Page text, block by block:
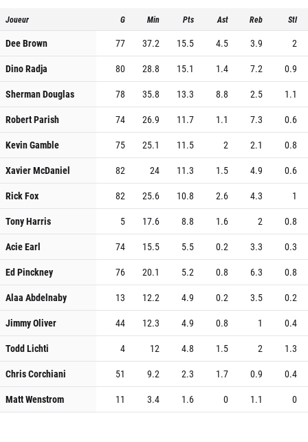
Joueur G Min Pts Ast Reb Stl
Dee Brown 77 37.2 15.5 4.5 3.9
2
Dino Radja
80 28.8 15.1 1.4 7.2
0.9
Sherman Douglas
78 35.8 13.3 8.8 2.5
1.1
Robert Parish
74 26.9 11.7 1.1 7.3
0.6
Kevin Gamble
75 25.1 11.5 2 2.1
0.8
Xavier McDaniel
82 24 11.3 1.5 4.9
0.6
Rick Fox
82 25.6 10.8 2.6 4.3
1
Tony Harris
5 17.6 8.8 1.6 2
0.8
Acie Earl
74 15.5 5.5 0.2 3.3
0.3
Ed Pinckney
76 20.1 5.2 0.8 6.3
0.8
Alaa Abdelnaby
13 12.2 4.9 0.2 3.5
0.2
Jimmy Oliver
44 12.3 4.9 0.8 1
0.4
Todd Lichti
4 12 4.8 1.5 2
1.3
Chris Corchiani
51 9.2 2.3 1.7 0.9
0.4
Matt Wenstrom
11 3.4 1.6 0 1.1 0